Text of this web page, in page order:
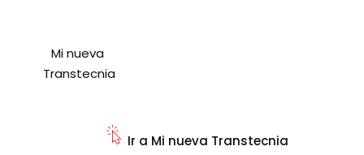
Mi nueva
Transtecnia
Ir a Mi nueva Transtecnia